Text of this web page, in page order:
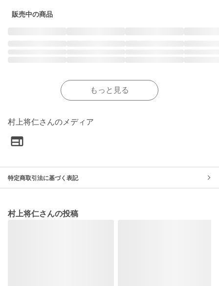
販売中の商品
もっと見る
村上将仁さんのメディア
特定商取引法に基づく表記
村上将仁さんの投稿